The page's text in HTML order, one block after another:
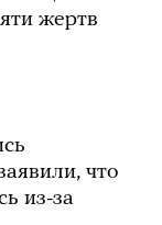
жертв
что
из-за